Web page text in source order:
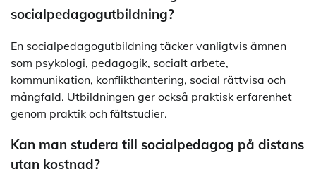
socialpedagogutbildning?
En socialpedagogutbildning täcker vanligtvis ämnen
som psykologi, pedagogik, socialt arbete,
kommunikation, konflikthantering, social rättvisa och
mångfald. Utbildningen ger också praktisk erfarenhet
genom praktik och fältstudier.
Kan man studera till socialpedagog på distans
utan kostnad?